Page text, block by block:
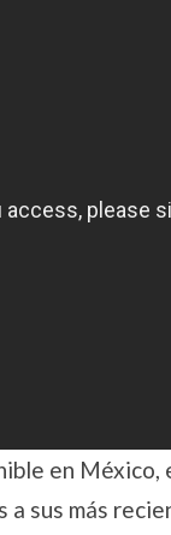
en México,
a sus más